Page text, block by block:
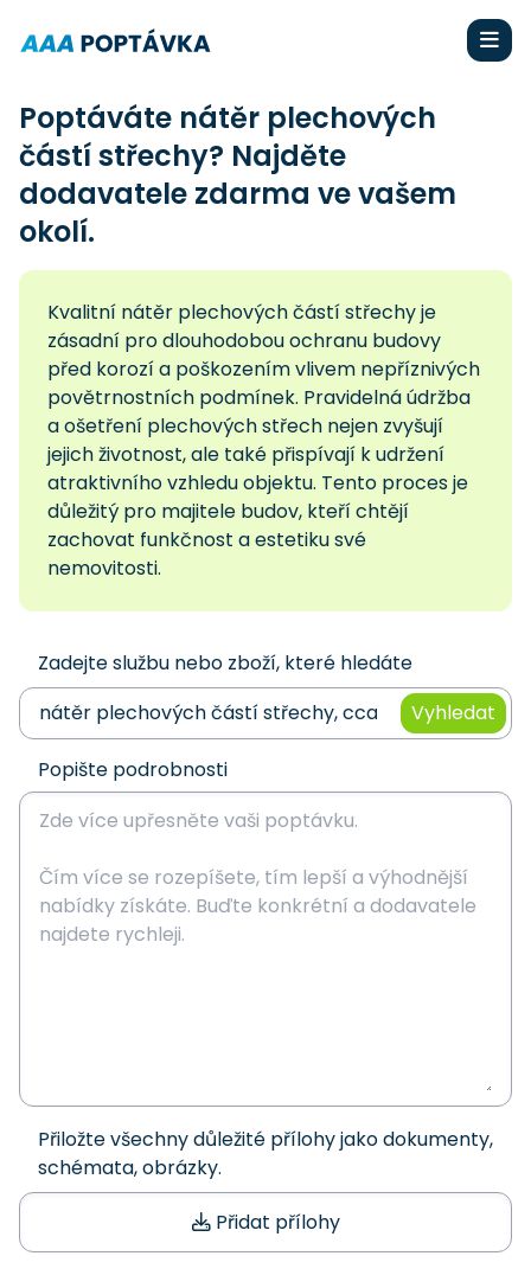
Poptáváte nátěr plechových
částí střechy? Najděte
dodavatele zdarma ve vašem
okolí.
Kvalitní nátěr plechových částí střechy je
zásadní pro dlouhodobou ochranu budovy
před korozí a poškozením vlivem nepříznivých
povětrnostních podmínek. Pravidelná údržba
a ošetření plechových střech nejen zvyšují
jejich životnost, ale také přispívají k udržení
atraktivního vzhledu objektu. Tento proces je
důležitý pro majitele budov, kteří chtějí
zachovat funkčnost a estetiku své
nemovitosti.
Zadejte službu nebo zboží, které hledáte
Vyhledat
Popište podrobnosti
Přiložte všechny důležité přílohy jako dokumenty,
schémata, obrázky.
Přidat přílohy